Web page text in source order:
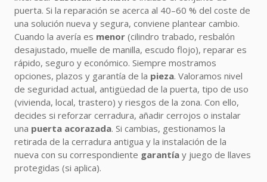
puerta. Si la reparación se acerca al 40–60 % del coste de
una solución nueva y segura, conviene plantear cambio.
Cuando la avería es menor (cilindro trabado, resbalón
desajustado, muelle de manilla, escudo flojo), reparar es
rápido, seguro y económico. Siempre mostramos
opciones, plazos y garantía de la pieza. Valoramos nivel
de seguridad actual, antigüedad de la puerta, tipo de uso
(vivienda, local, trastero) y riesgos de la zona. Con ello,
decides si reforzar cerradura, añadir cerrojos o instalar
una puerta acorazada. Si cambias, gestionamos la
retirada de la cerradura antigua y la instalación de la
nueva con su correspondiente garantía y juego de llaves
protegidas (si aplica).